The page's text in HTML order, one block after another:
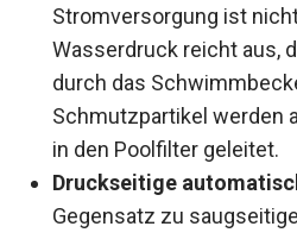
Stromversorgung ist
Wasserdruck reicht aus,
durch das
Schmutzpartikel werden
in den Poolfilter geleitet.
Druckseitige
Gegensatz zu